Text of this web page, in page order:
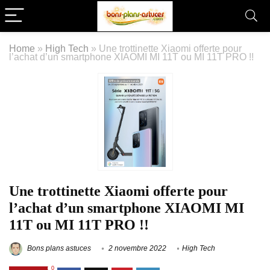
Home » High Tech » Une trottinette Xiaomi offerte pour
l’achat d’un smartphone XIAOMI MI 11T ou MI 11T PRO !!
Une trottinette Xiaomi offerte pour
l’achat d’un smartphone XIAOMI MI
11T ou MI 11T PRO !!
Bons plans astuces 2 novembre 2022 High Tech
0